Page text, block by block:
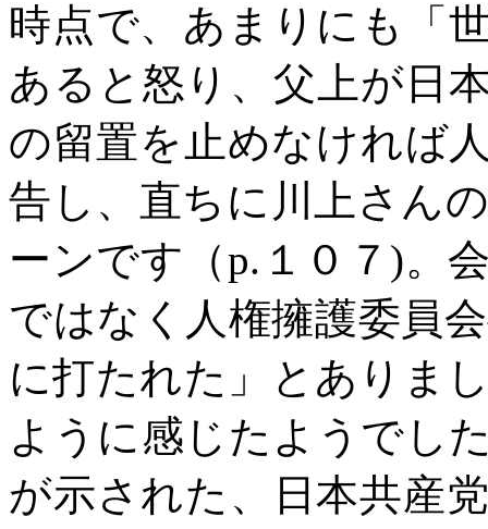
時点で、あまりにも「
あると怒り、父上が日
の留置を止めなければ
告し、直ちに川上さん
ーンです（p. １０７ )。
ではなく人権擁護委員
に打たれた」とありま
ように感じたようでし
が示された、日本共産